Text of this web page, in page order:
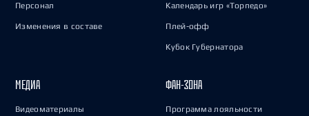
Персонал
Изменения в составе
Календарь игр «Торпедо»
Плей-офф
Кубок Губернатора
МЕДИА
Видеоматериалы
ФАН-ЗОНА
Программа лояльности